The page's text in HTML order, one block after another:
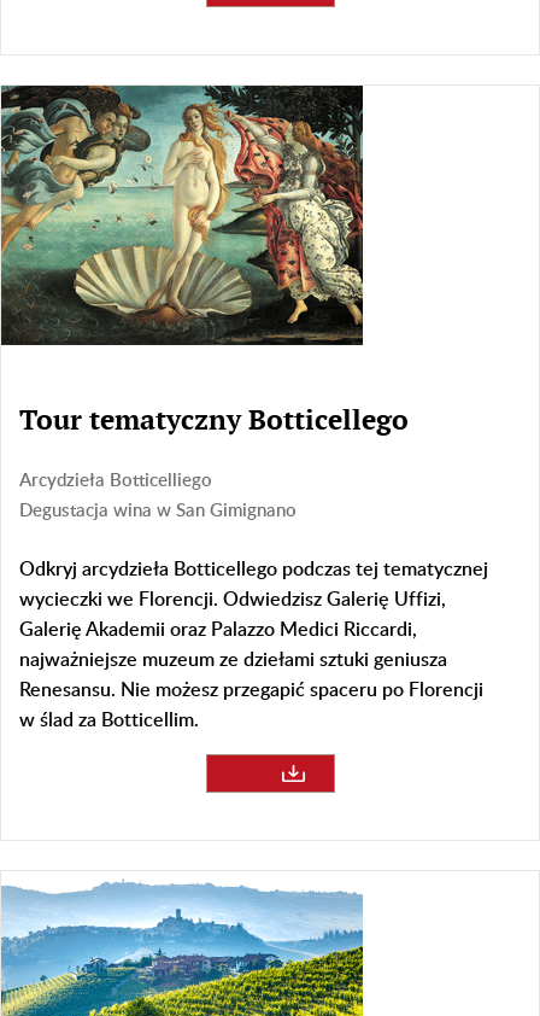
Tour tematyczny Botticellego
Arcydzieła Botticelliego
Degustacja wina w San Gimignano
Odkryj arcydzieła Botticellego podczas tej tematycznej
wycieczki we Florencji. Odwiedzisz Galerię Uffizi,
Galerię Akademii oraz Palazzo Medici Riccardi,
najważniejsze muzeum ze dziełami sztuki geniusza
Renesansu. Nie możesz przegapić spaceru po Florencji
w ślad za Botticellim.